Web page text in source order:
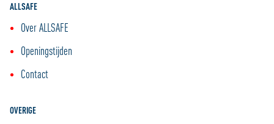
ALLSAFE
Over ALLSAFE
Openingstijden
Contact
OVERIGE